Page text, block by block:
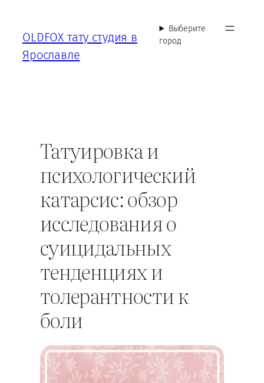
содержимому
OLDFOX тату студия в
Ярославле
Выберите
город
Татуировка и
психологический
катарсис: обзор
исследования о
суицидальных
тенденциях и
толерантности к
боли